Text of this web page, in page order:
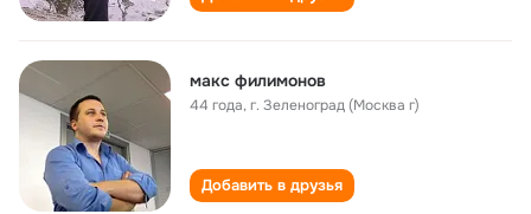
макс филимонов
44 года,г. Зеленоград (Москва г)
Добавить в друзья